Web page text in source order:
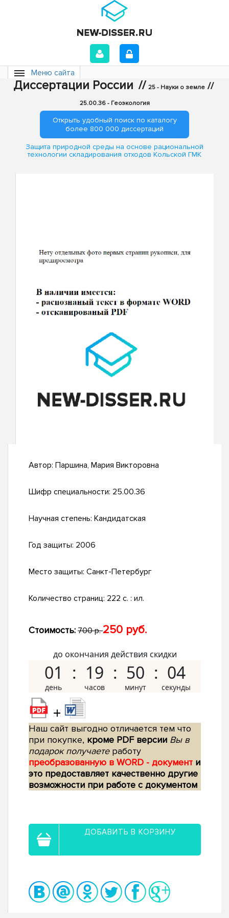
Меню сайта
Диссертации России // 25 - Науки о земле //
25.00.36 - Геоэкология
Открыть удобный поиск по каталогу
более 800 000 диссертаций
Защита природной среды на основе рациональной
технологии складирования отходов Кольской ГМК
Автор: Паршина, Мария Викторовна
Шифр специальности: 25.00.36
Научная степень: Кандидатская
Год защиты: 2006
Место защиты: Санкт-Петербург
Количество страниц: 222 с. : ил.
Стоимость: 700 р.250 руб.
до окончания действия скидки
01 19 50 04
+
Наш сайт выгодно отличается тем что
при покупке, кроме PDF версии Вы в
подарок получаетеработу
преобразованную в WORD - документ и
это предоставляет качественно другие
возможности при работе с документом
ДОБАВИТЬ В КОРЗИНУ